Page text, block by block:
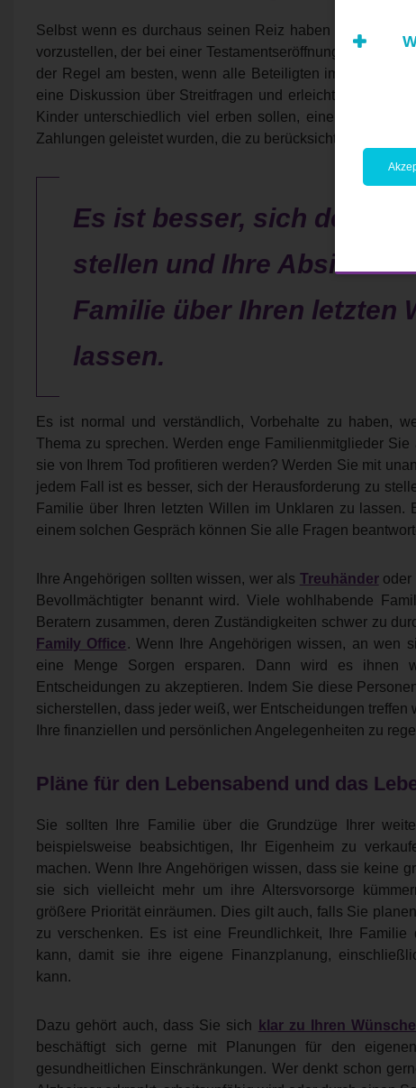
Selbst wenn es durchaus seinen Reiz haben kann, sich
vorzustellen, der bei einer Testamentseröffnung erfährt,
der Regel am besten, wenn alle Beteiligten im Voraus
eine Diskussion über Streitfragen und erleichtert die
Kinder unterschiedlich viel erben sollen, eine komplexe
Zahlungen geleistet wurden, die zu berücksichtigen sind.
Es ist besser, sich der
stellen und Ihre
Familie über Ihren letzten
lassen.
Es ist normal und verständlich, Vorbehalte zu haben,
Thema zu sprechen. Werden enge Familienmitglieder
sie von Ihrem Tod profitieren werden? Werden Sie mit
jedem Fall ist es besser, sich der Herausforderung zu
Familie über Ihren letzten Willen im Unklaren zu
einem solchen Gespräch können Sie alle Fragen
Ihre Angehörigen sollten wissen, wer als Treuhänderoder
Bevollmächtigter benannt wird. Viele wohlhabende
Beratern zusammen, deren Zuständigkeiten schwer zu
Family Office . Wenn Ihre Angehörigen wissen, an wen
eine Menge Sorgen ersparen. Dann wird es ihnen
Entscheidungen zu akzeptieren. Indem Sie diese
sicherstellen, dass jeder weiß, wer Entscheidungen
Ihre finanziellen und persönlichen Angelegenheiten zu
Pläne für den Lebensabend und das
Sie sollten Ihre Familie über die Grundzüge Ihrer
beispielsweise beabsichtigen, Ihr Eigenheim zu
machen. Wenn Ihre Angehörigen wissen, dass sie keine
sie sich vielleicht mehr um ihre Altersvorsorge
größere Priorität einräumen. Dies gilt auch, falls Sie
zu verschenken. Es ist eine Freundlichkeit, Ihre
kann, damit sie ihre eigene Finanzplanung,
kann.
Dazu gehört auch, dass Sie sich klar zu Ihren
beschäftigt sich gerne mit Planungen für den
gesundheitlichen Einschränkungen. Wer denkt schon